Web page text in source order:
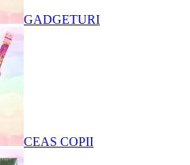
GADGETURI
CEAS COPII